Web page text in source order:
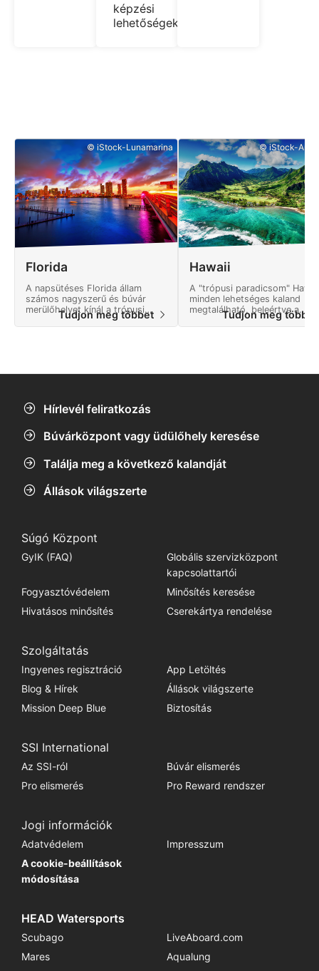
képzési
lehetőségeket.
© iStock-Lunamarina
Florida
A napsütéses Florida állam
számos nagyszerű és búvár
merülőhelyet kínál a trópusi
Florida Keys-től a mély
hajóroncsokig és a kristálytiszta
Tudjon meg többet
© iStock-Art
Hawaii
A "trópusi paradicsom"
minden lehetséges kaland
megtalálható, beleértve a
drámai sziklákat, aktív
vulkánokat és tiszta türkizkék
Tudjon meg
Hírlevél feliratkozás
Búvárközpont vagy üdülőhely keresése
Találja meg a következő kalandját
Állások világszerte
Súgó Központ
GyIK (FAQ)
Globális szervizközpont
kapcsolattartói
Fogyasztóvédelem
Minősítés keresése
Hivatásos minősítés
Cserekártya rendelése
Szolgáltatás
Ingyenes regisztráció
App Letöltés
Blog & Hírek
Állások világszerte
Mission Deep Blue
Biztosítás
SSI International
Az SSI-ról
Búvár elismerés
Pro elismerés
Pro Reward rendszer
Jogi információk
Adatvédelem
Impresszum
A cookie-beállítások
módosítása
HEAD Watersports
Scubago
LiveAboard.com
Mares
Aqualung